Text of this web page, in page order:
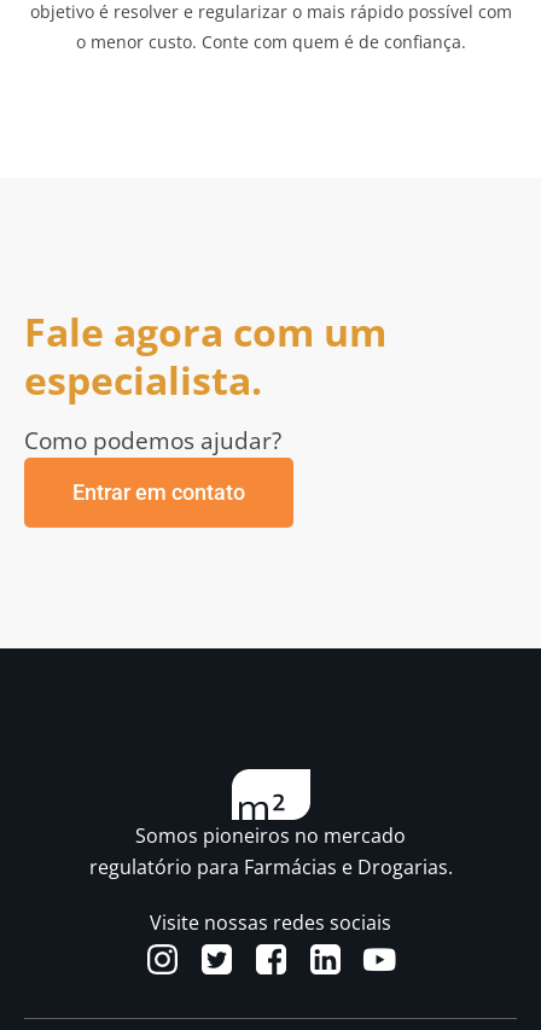
objetivo é resolver e regularizar o mais rápido possível com
o menor custo. Conte com quem é de confiança.
Fale agora com um
especialista.
Como podemos ajudar?
Entrar em contato
Somos pioneiros no mercado
regulatório para Farmácias e Drogarias.
Visite nossas redes sociais